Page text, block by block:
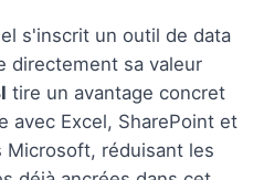
s'inscrit un outil de data
directement sa valeur
tire un avantage concret
avec Excel, SharePoint et
Microsoft, réduisant les